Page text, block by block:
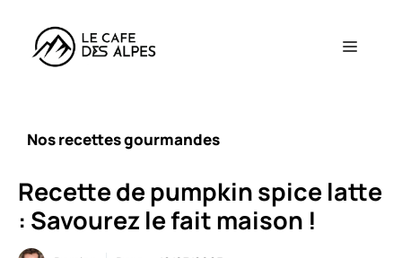
contenu
Menu
Nos recettes gourmandes
Recette de pumpkin spice latte
: Savourez le fait maison !